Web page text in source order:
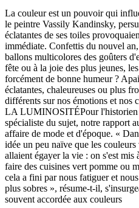
La couleur est un pouvoir qui
le peintre Vassily Kandinsky,
éclatantes de ses toiles
immédiate. Confettis du nouvel
ballons multicolores des goûters
fête ou à la joie des plus jeunes,
forcément de bonne humeur ?
éclatantes, chaleureuses ou plus
différents sur nos émotions et
LA LUMINOSITÉPour l'historien
spécialiste du sujet, notre rapport
affaire de mode et d'époque. «
idée un peu naïve que les
allaient égayer la vie : on s'est mis
faire des cuisines vert pomme ou
cela a fini par nous fatiguer et
plus sobres », résume-t-il,
souvent accordée aux couleurs